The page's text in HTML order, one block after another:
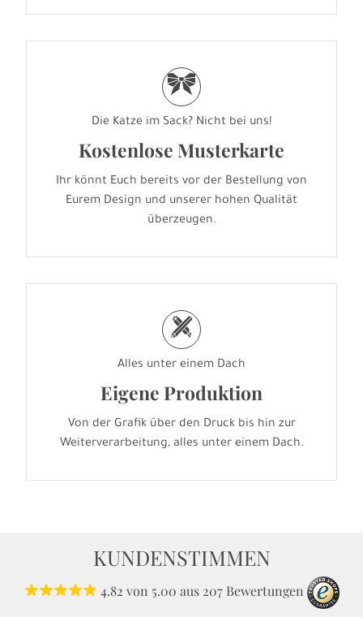
r
Die Katze im Sack? Nicht bei uns!
Kostenlose Musterkarte
Ihr könnt Euch bereits vor der Bestellung von
Eurem Design und unserer hohen Qualität
überzeugen.
h
Alles unter einem Dach
Eigene Produktion
Von der Grafik über den Druck bis hin zur
Weiterverarbeitung, alles unter einem Dach.
KUNDENSTIMMEN
4.82 von 5.00 aus 207 Bewertungen